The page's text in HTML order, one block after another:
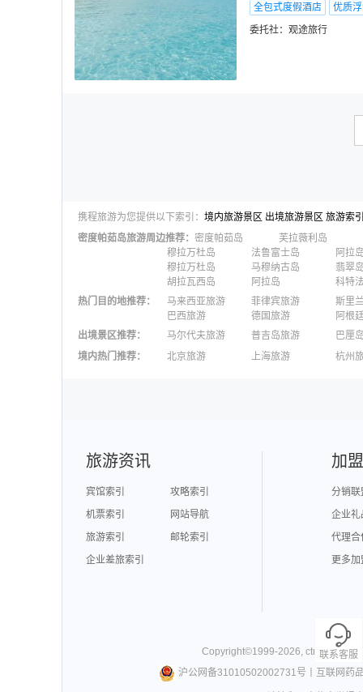
全包式度假酒店
优质
委托社： 观途旅行
携程旅游为您提供以下索引： 境内旅游景区 出境旅游景区 旅游索
密度帕茹岛旅游周边推荐： 密度帕茹岛
芙拉薇利岛
穆拉万杜岛
法鲁富士岛
阿拉
穆拉万杜岛
马穆纳古岛
翡翠
胡拉瓦西岛
阿拉岛
科特
热门目的地推荐： 马来西亚旅游 菲律宾旅游
斯里
巴西旅游
德国旅游
阿根
出境景区推荐： 马尔代夫旅游 普吉岛旅游
巴厘
澳大利亚旅游
毛里求斯旅游
苏梅
境内热门推荐： 北京旅游 上海旅游
杭州
联系客服
旅游资讯
宾馆索引
攻略索引
机票索引
网站导航
旅游索引
邮轮索引
企业差旅索引
加
分销联
企业礼
代理合
更多
Copyright©1999-2026, ctrip.com.
沪公网备31010502002731号
互联网药